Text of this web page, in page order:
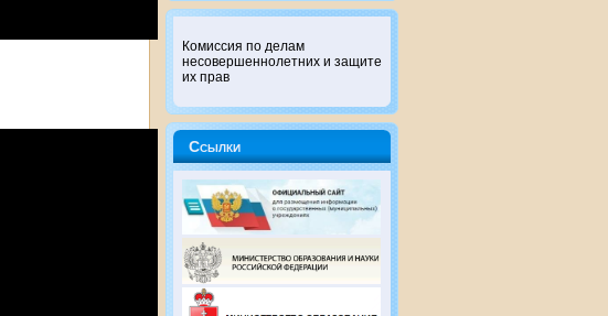
Комиссия по делам
несовершеннолетних и защите
их прав
Ссылки